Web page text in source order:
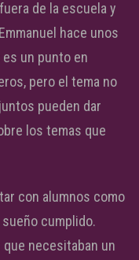
de la escuela y
hace unos
un punto en
pero el tema no
pueden dar
los temas que
con alumnos como
cumplido.
necesitaban un